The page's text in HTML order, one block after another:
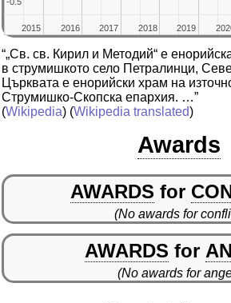
2015
2015 2016
2016 2017
2017 2018
2018 2019
2019
“„Св. св. Кирил и Методий“ е
в струмишкото село Петралинци,
Църквата е енорийски храм на
Струмишко-Скопска епархия. …”
(Wikipedia) (Wikipedia translated)
Awards
AWARDS for
(No awards for
AWARDS for
(No awards for